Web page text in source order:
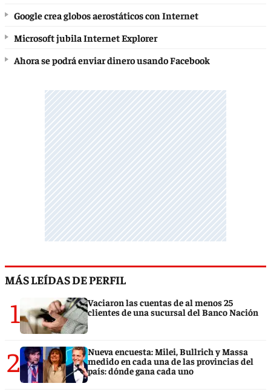
Google crea globos aerostáticos con Internet
Microsoft jubila Internet Explorer
Ahora se podrá enviar dinero usando Facebook
MÁS LEÍDAS DE PERFIL
1
Vaciaron las cuentas de al menos 25
clientes de una sucursal del Banco Nación
2
Nueva encuesta: Milei, Bullrich y Massa
medido en cada una de las provincias del
país: dónde gana cada uno